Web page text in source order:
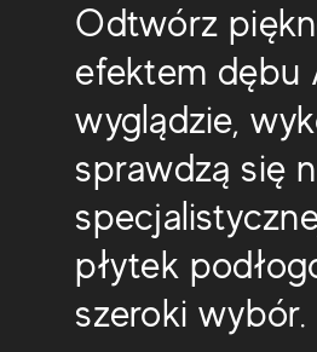
Odtwórz
efektem dębu
wyglądzie,
sprawdzą się
płytek
szeroki wybór.